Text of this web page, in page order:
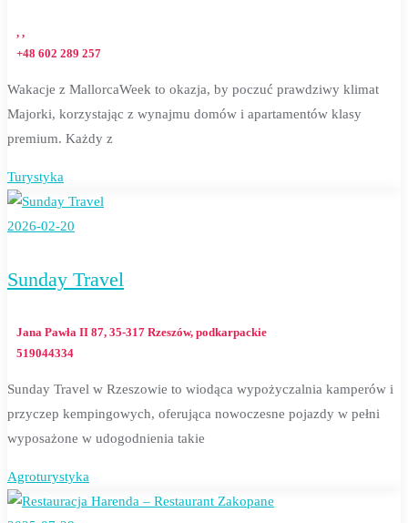
, ,
+48 602 289 257
Wakacje z MallorcaWeek to okazja, by poczuć prawdziwy klimat
Majorki, korzystając z wynajmu domów i apartamentów klasy
premium. Każdy z
Turystyka
2026-02-20
Sunday Travel
Jana Pawła II 87, 35-317 Rzeszów, podkarpackie
519044334
Sunday Travel w Rzeszowie to wiodąca wypożyczalnia kamperów i
przyczep kempingowych, oferująca nowoczesne pojazdy w pełni
wyposażone w udogodnienia takie
Agroturystyka